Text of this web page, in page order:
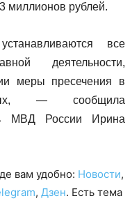
миллионов рублей.
все
деятельности,
меры пресечения в
— сообщила
МВД России Ирина
вам удобно: Новости,
, Дзен. Есть тема